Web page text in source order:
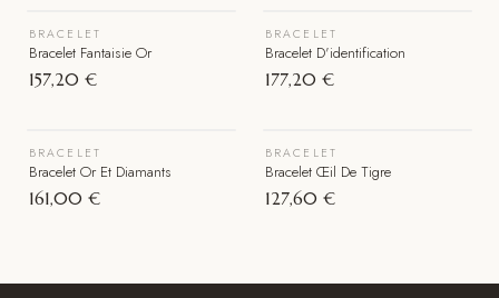
Épuisé
BRACELET
Bracelet Fantaisie Or
157,20 €
BRACELET
Bracelet D'identification
177,20 €
Épuisé
BRACELET
Bracelet Or Et Diamants
161,00 €
Épuisé
BRACELET
Bracelet Œil De Tigre
127,60 €